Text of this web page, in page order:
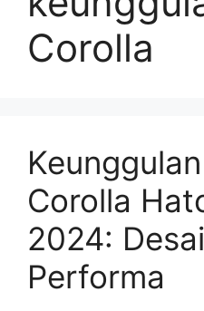
Corolla
Corolla
2024:
Performa